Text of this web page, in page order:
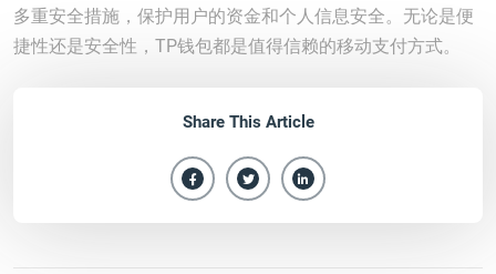
多重安全措施，保护用户的资金和个人信息安全。无论是便
捷性还是安全性，TP钱包都是值得信赖的移动支付方式。
Share This Article